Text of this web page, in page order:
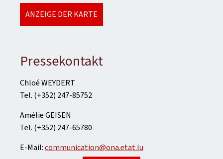
ANZEIGE DER KARTE
Pressekontakt
Chloé WEYDERT
Tel. (+352) 247-85752
Amélie GEISEN
Tel. (+352) 247-65780
E-Mail:communication@ona.etat.lu